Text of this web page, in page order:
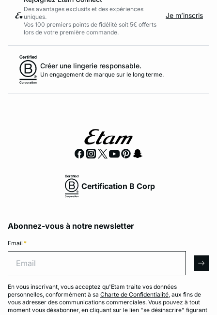
Des avantages exclusifs et des expériences
uniques.
Vos 100 premiers points de fidélité soit 5€ offerts
lors de votre première commande.​
Je m’inscris
Créer une lingerie responsable.
Un engagement de marque sur le long terme.
Certification B Corp
Abonnez-vous à notre newsletter
Email *
En vous inscrivant, vous acceptez qu'Etam traite vos données
personnelles, conformément à sa Charte de Confidentialité, aux fins de
vous adresser des communications commerciales. Vous pouvez à tout
moment vous désabonner, en cliquant sur le lien "se désinscrire" figurant